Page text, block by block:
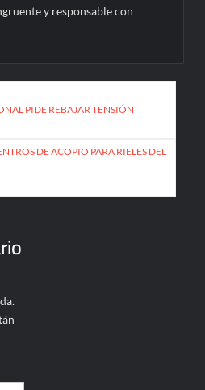
y responsable con
PIDE REBAJAR TENSIÓN
DE ACOPIO PARA RIELES DEL